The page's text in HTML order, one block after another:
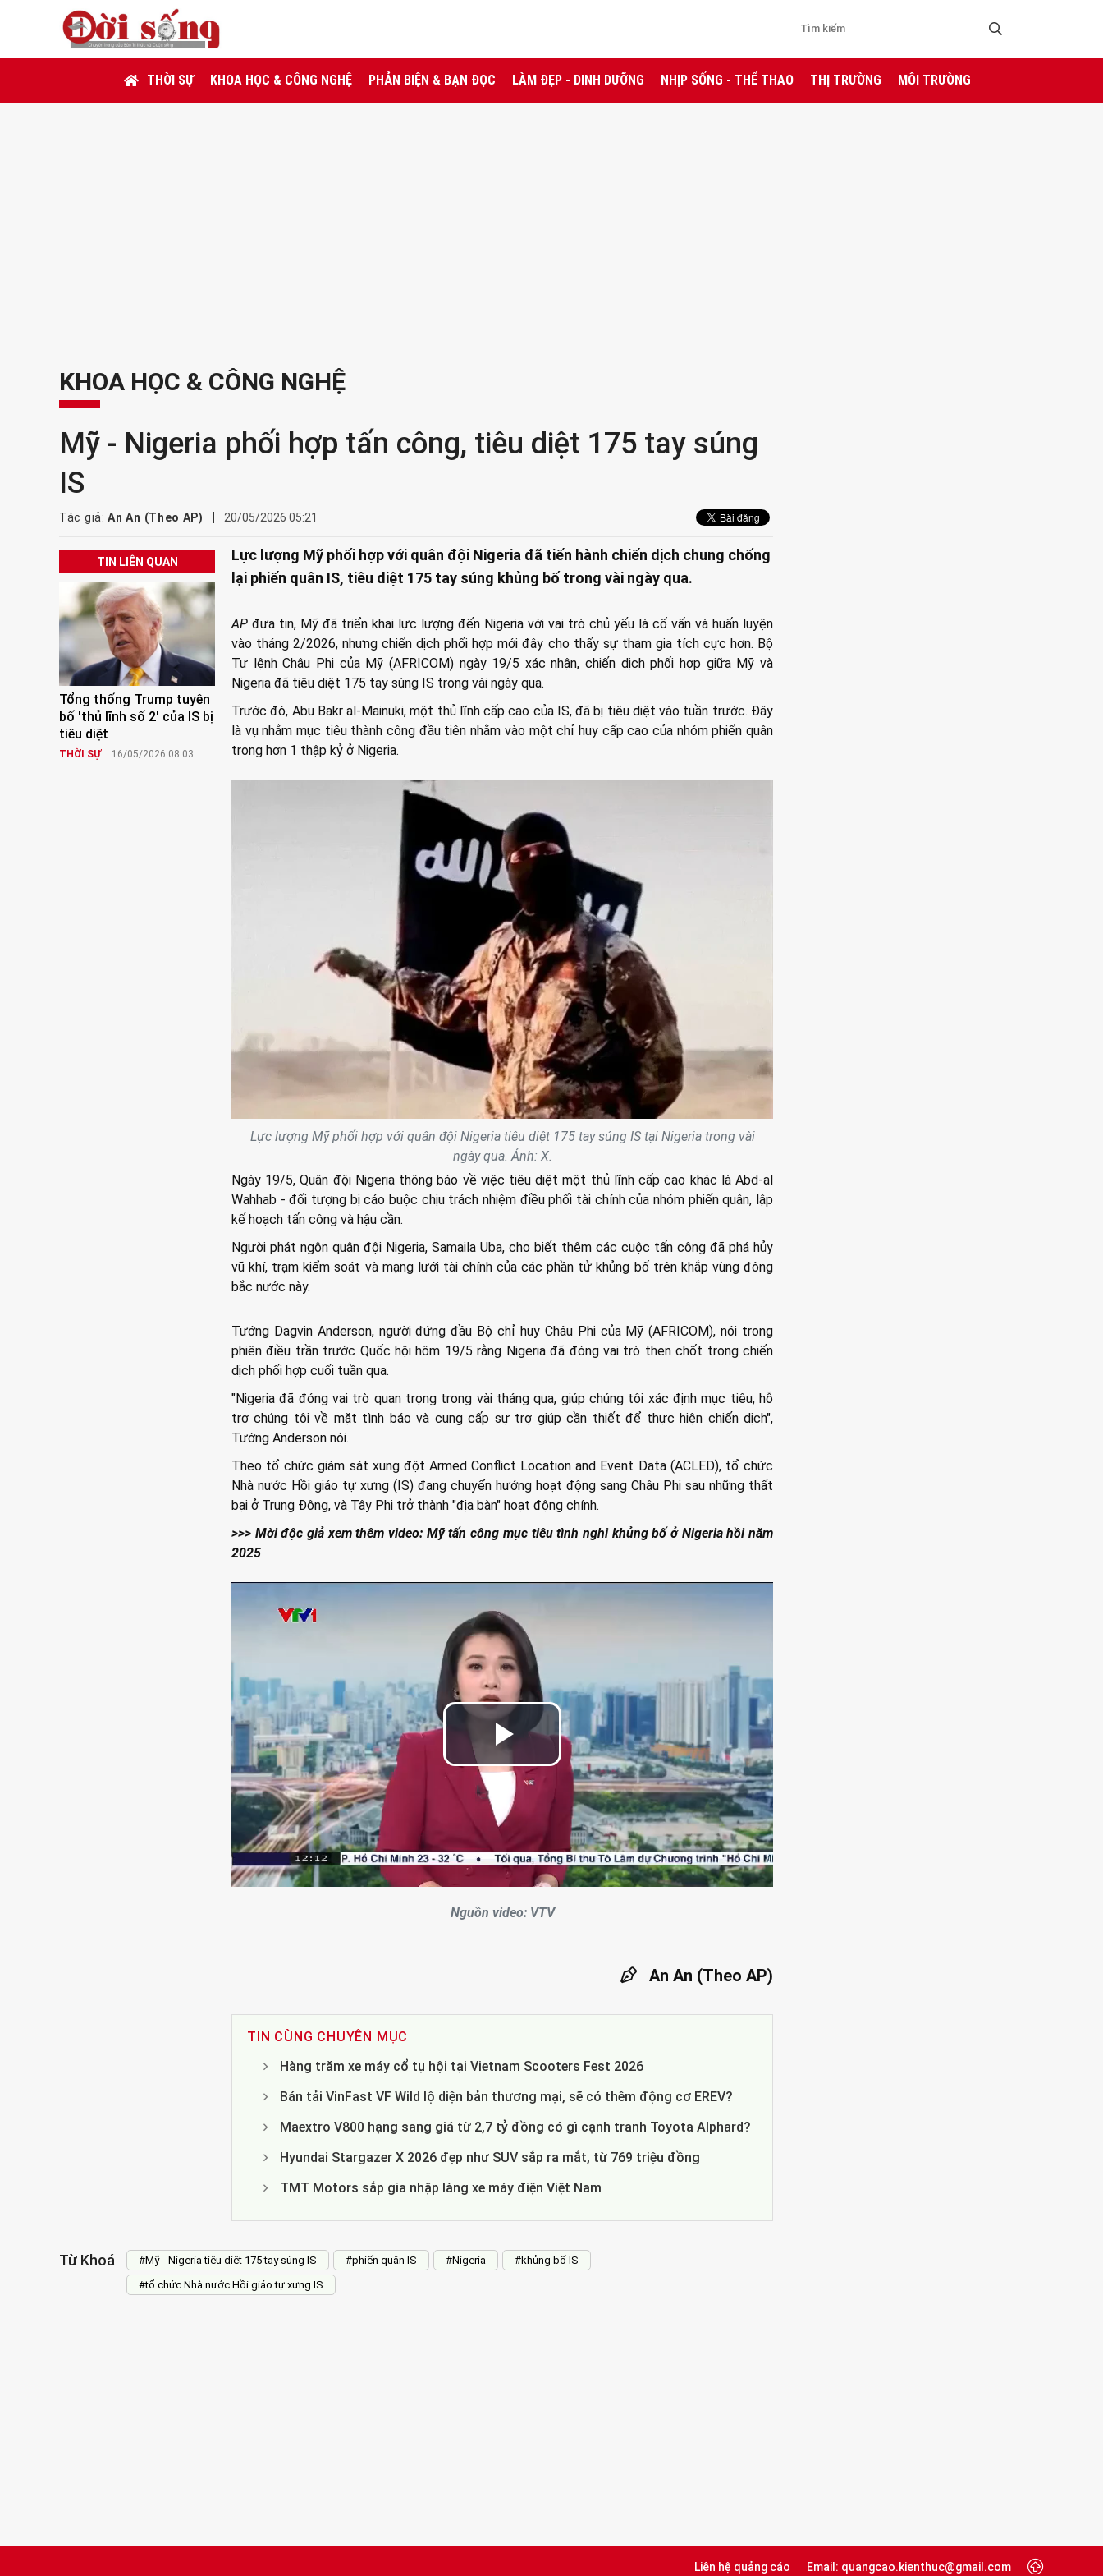
THỜI SỰ KHOA HỌC & CÔNG NGHỆ PHẢN BIỆN & BẠN ĐỌC LÀM ĐẸP - DINH DƯỠNG NHỊP SỐNG - THỂ THAO THỊ TRƯỜNG MÔI TRƯỜNG
KHOA HỌC & CÔNG NGHỆ
Mỹ - Nigeria phối hợp tấn công, tiêu diệt 175 tay súng
IS
Tác giả:An An (Theo AP) 20/05/2026 05:21
TIN LIÊN QUAN
Tổng thống Trump tuyên
bố 'thủ lĩnh số 2' của IS bị
tiêu diệt
THỜI SỰ 16/05/2026 08:03
Lực lượng Mỹ phối hợp với quân đội Nigeria đã tiến hành chiến dịch chung chống
lại phiến quân IS, tiêu diệt 175 tay súng khủng bố trong vài ngày qua.
AP đưa tin, Mỹ đã triển khai lực lượng đến Nigeria với vai trò chủ yếu là cố vấn và huấn luyện
vào tháng 2/2026, nhưng chiến dịch phối hợp mới đây cho thấy sự tham gia tích cực hơn. Bộ
Tư lệnh Châu Phi của Mỹ (AFRICOM) ngày 19/5 xác nhận, chiến dịch phối hợp giữa Mỹ và
Nigeria đã tiêu diệt 175 tay súng IS trong vài ngày qua.
Trước đó, Abu Bakr al-Mainuki, một thủ lĩnh cấp cao của IS, đã bị tiêu diệt vào tuần trước. Đây
là vụ nhắm mục tiêu thành công đầu tiên nhằm vào một chỉ huy cấp cao của nhóm phiến quân
trong hơn 1 thập kỷ ở Nigeria.
Lực lượng Mỹ phối hợp với quân đội Nigeria tiêu diệt 175 tay súng IS tại Nigeria trong vài
ngày qua. Ảnh: X.
Ngày 19/5, Quân đội Nigeria thông báo về việc tiêu diệt một thủ lĩnh cấp cao khác là Abd-al
Wahhab - đối tượng bị cáo buộc chịu trách nhiệm điều phối tài chính của nhóm phiến quân, lập
kế hoạch tấn công và hậu cần.
Người phát ngôn quân đội Nigeria, Samaila Uba, cho biết thêm các cuộc tấn công đã phá hủy
vũ khí, trạm kiểm soát và mạng lưới tài chính của các phần tử khủng bố trên khắp vùng đông
bắc nước này.
Tướng Dagvin Anderson, người đứng đầu Bộ chỉ huy Châu Phi của Mỹ (AFRICOM), nói trong
phiên điều trần trước Quốc hội hôm 19/5 rằng Nigeria đã đóng vai trò then chốt trong chiến
dịch phối hợp cuối tuần qua.
"Nigeria đã đóng vai trò quan trọng trong vài tháng qua, giúp chúng tôi xác định mục tiêu, hỗ
trợ chúng tôi về mặt tình báo và cung cấp sự trợ giúp cần thiết để thực hiện chiến dịch",
Tướng Anderson nói.
Theo tổ chức giám sát xung đột Armed Conflict Location and Event Data (ACLED), tổ chức
Nhà nước Hồi giáo tự xưng (IS) đang chuyển hướng hoạt động sang Châu Phi sau những thất
bại ở Trung Đông, và Tây Phi trở thành "địa bàn" hoạt động chính.
>>> Mời độc giả xem thêm video: Mỹ tấn công mục tiêu tình nghi khủng bố ở Nigeria hồi năm
2025
Play
Video
Nguồn video: VTV
An An (Theo AP)
TIN CÙNG CHUYÊN MỤC
Hàng trăm xe máy cổ tụ hội tại Vietnam Scooters Fest 2026
Bán tải VinFast VF Wild lộ diện bản thương mại, sẽ có thêm động cơ EREV?
Maextro V800 hạng sang giá từ 2,7 tỷ đồng có gì cạnh tranh Toyota Alphard?
Hyundai Stargazer X 2026 đẹp như SUV sắp ra mắt, từ 769 triệu đồng
TMT Motors sắp gia nhập làng xe máy điện Việt Nam
Từ Khoá #Mỹ - Nigeria tiêu diệt 175 tay súng IS #phiến quân IS #Nigeria
#khủng bố IS
#tổ chức Nhà nước Hồi giáo tự xưng IS
Liên hệ quảng cáo Email: quangcao.kienthuc@gmail.com